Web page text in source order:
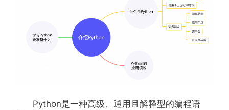
Python是一种高级、通用且解释型的编程语